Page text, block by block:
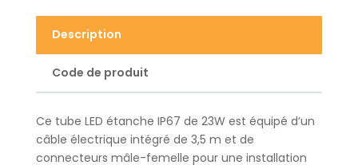
Description
Code de produit
Ce tube LED étanche IP67 de 23W est équipé d’un
câble électrique intégré de 3,5 m et de
connecteurs mâle-femelle pour une installation